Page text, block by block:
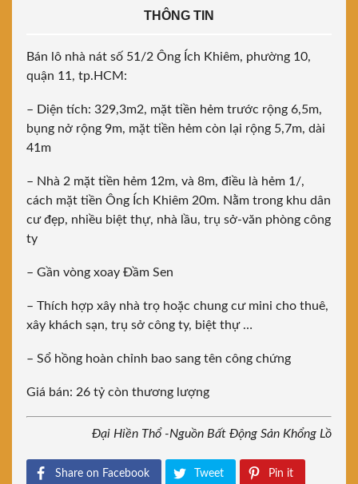
THÔNG TIN
Bán lô nhà nát số 51/2 Ông Ích Khiêm, phường 10,
quận 11, tp.HCM:
– Diện tích: 329,3m2, mặt tiền hẻm trước rộng 6,5m,
bụng nở rộng 9m, mặt tiền hẻm còn lại rộng 5,7m, dài
41m
– Nhà 2 mặt tiền hẻm 12m, và 8m, điều là hẻm 1/,
cách mặt tiền Ông Ích Khiêm 20m. Nằm trong khu dân
cư đẹp, nhiều biệt thự, nhà lầu, trụ sở-văn phòng công
ty
– Gần vòng xoay Đầm Sen
– Thích hợp xây nhà trọ hoặc chung cư mini cho thuê,
xây khách sạn, trụ sở công ty, biệt thự …
– Sổ hồng hoàn chỉnh bao sang tên công chứng
Giá bán: 26 tỷ còn thương lượng
Đại Hiền Thổ -Nguồn Bất Động Sản Khổng Lồ
Share on Facebook Tweet Pin it